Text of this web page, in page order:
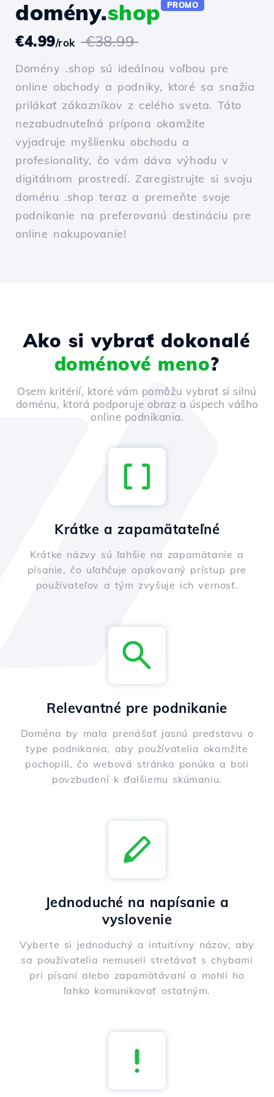
domény.shop PROMO
€4.99/rok €38.99
Domény .shop sú ideálnou voľbou pre
online obchody a podniky, ktoré sa snažia
prilákať zákazníkov z celého sveta. Táto
nezabudnuteľná prípona okamžite
vyjadruje myšlienku obchodu a
profesionality, čo vám dáva výhodu v
digitálnom prostredí. Zaregistrujte si svoju
doménu .shop teraz a premeňte svoje
podnikanie na preferovanú destináciu pre
online nakupovanie!
Ako si vybrať dokonalé
doménové meno?
Osem kritérií, ktoré vám pomôžu vybrať si silnú
doménu, ktorá podporuje obraz a úspech vášho
online podnikania.
Krátke a zapamätateľné
Krátke názvy sú ľahšie na zapamätanie a
písanie, čo uľahčuje opakovaný prístup pre
používateľov a tým zvyšuje ich vernosť.
Relevantné pre podnikanie
Doména by mala prenášať jasnú predstavu o
type podnikania, aby používatelia okamžite
pochopili, čo webová stránka ponúka a boli
povzbudení k ďalšiemu skúmaniu.
Jednoduché na napísanie a
vyslovenie
Vyberte si jednoduchý a intuitívny názov, aby
sa používatelia nemuseli stretávať s chybami
pri písaní alebo zapamätávaní a mohli ho
ľahko komunikovať ostatným.